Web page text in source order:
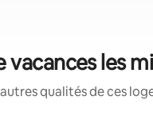
vacances les
qualités de ces